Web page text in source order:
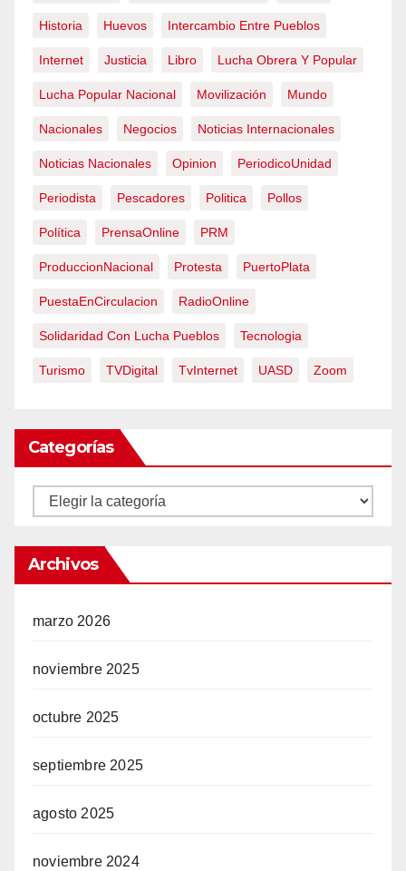
Historia Huevos Intercambio Entre Pueblos
Internet Justicia Libro Lucha Obrera Y Popular
Lucha Popular Nacional Movilización Mundo
Nacionales Negocios Noticias Internacionales
Noticias Nacionales Opinion PeriodicoUnidad
Periodista Pescadores Politica Pollos
Política PrensaOnline PRM
ProduccionNacional Protesta PuertoPlata
PuestaEnCirculacion RadioOnline
Solidaridad Con Lucha Pueblos Tecnologia
Turismo TVDigital TvInternet UASD Zoom
Categorías
Categorías
Archivos
marzo 2026
noviembre 2025
octubre 2025
septiembre 2025
agosto 2025
noviembre 2024